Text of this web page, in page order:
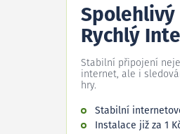
Spolehlivý
Rychlý
Stabilní připojení
internet, ale i
hry.
Stabilní
Instalace již za 1